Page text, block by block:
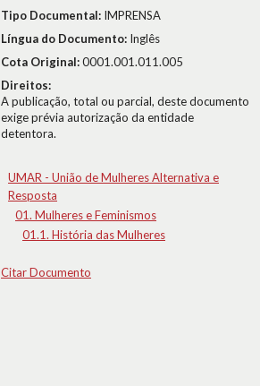
Tipo Documental: IMPRENSA
Língua do Documento: Inglês
Cota Original:0001.001.011.005
Direitos:
A publicação, total ou parcial, deste documento
exige prévia autorização da entidade
detentora.
UMAR - União de Mulheres Alternativa e
Resposta
01. Mulheres e Feminismos
01.1. História das Mulheres
Citar Documento